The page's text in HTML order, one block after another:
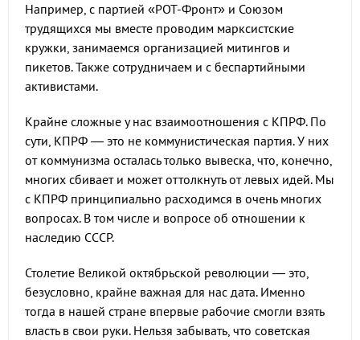
Например, с партией «РОТ-Фронт» и Союзом
трудящихся мы вместе проводим марксистские
кружки, занимаемся организацией митингов и
пикетов. Также сотрудничаем и с беспартийными
активистами.
Крайне сложные у нас взаимоотношения с КПРФ. По
сути, КПРФ — это не коммунистическая партия. У них
от коммунизма осталась только вывеска, что, конечно,
многих сбивает и может оттолкнуть от левых идей. Мы
с КПРФ принципиально расходимся в очень многих
вопросах. В том числе и вопросе об отношении к
наследию СССР.
Столетие Великой октябрьской революции — это,
безусловно, крайне важная для нас дата. Именно
тогда в нашей стране впервые рабочие смогли взять
власть в свои руки. Нельзя забывать, что советская